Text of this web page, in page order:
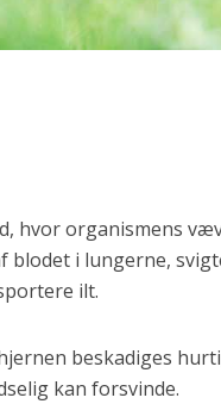
hvor organismens
blodet i lungerne,
ilt.
beskadiges
kan forsvinde.